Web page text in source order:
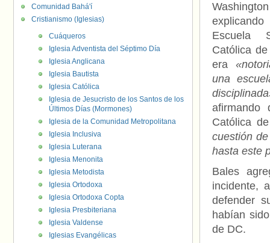
Escuela
Católica
era
una
Católica
cuestión
hasta este
Bales
incidente,
defender
habían
de DC.
Comunidad Bahá'í
Cristianismo (Iglesias)
Cuáqueros
Iglesia Adventista del Séptimo Día
Iglesia Anglicana
Iglesia Bautista
Iglesia Católica
Iglesia de Jesucristo de los Santos de los
Últimos Días (Mormones)
Iglesia de la Comunidad Metropolitana
Iglesia Inclusiva
Iglesia Luterana
Iglesia Menonita
Iglesia Metodista
Iglesia Ortodoxa
Iglesia Ortodoxa Copta
Iglesia Presbiteriana
Iglesia Valdense
Iglesias Evangélicas